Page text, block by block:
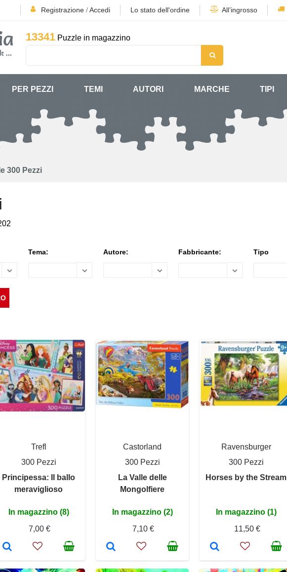
Registrazione /Accedi Lo stato dell'ordine All’ingrosso
13341 Puzzle in magazzino
PER PEZZI TEMI AUTORI MARCHE TIPI
300 Pezzi
Tema: Autore: Fabbricante: Tipo
Trefl
300 Pezzi
Principessa: Il ballo
meraviglioso
In magazzino (8)
7,00 €
Castorland
300 Pezzi
La Valle delle
Mongolfiere
In magazzino (2)
7,10 €
Ravensburger
300 Pezzi
Horses by the Stream
In magazzino (1)
11,50 €